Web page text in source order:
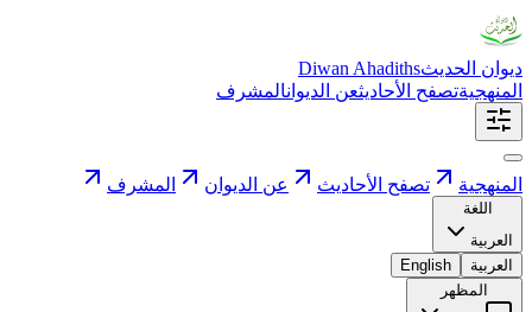
ديوان الحديثDiwan Ahadiths
المنهجيةتصفح الأحاديثعن الديوانالمشرف
المنهجية تصفح الأحاديث عن الديوان المشرف
اللغة
العربية
العربية
English
المظهر